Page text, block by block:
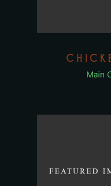
Main